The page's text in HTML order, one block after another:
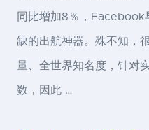
同比增加8％，Facebook
缺的出航神器。殊不知，
量、全世界知名度，针对
数，因此 …